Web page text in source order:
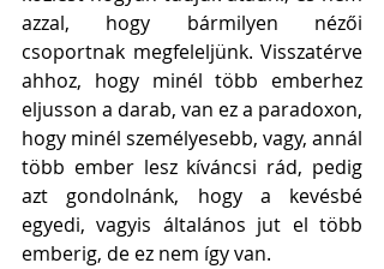
azzal, hogy bármilyen nézői
csoportnak megfeleljünk. Visszatérve
ahhoz, hogy minél több emberhez
eljusson a darab, van ez a paradoxon,
hogy minél személyesebb, vagy, annál
több ember lesz kíváncsi rád, pedig
azt gondolnánk, hogy a kevésbé
egyedi, vagyis általános jut el több
emberig, de ez nem így van.